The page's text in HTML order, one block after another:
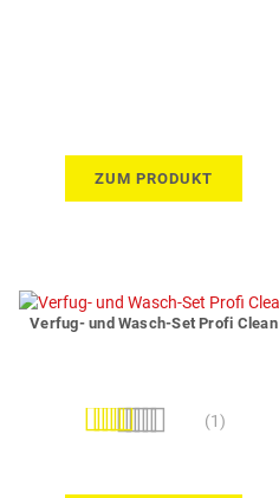
ZUM PRODUKT
Verfug- und Wasch-Set Profi Clean
Bewertung: (1)